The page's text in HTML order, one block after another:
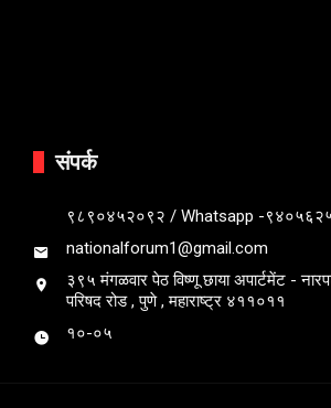
संपर्क
९८९०४५२०९२ / Whatsapp -
nationalforum1@gmail.com
३९५ मंगळवार पेठ विष्णू छाया अपार्टमेंट -
परिषद रोड , पुणे , महाराष्ट्र ४११०११
१०-०५